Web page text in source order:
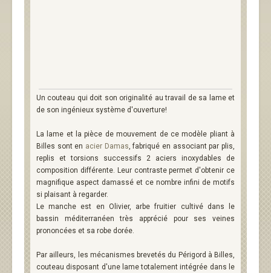
Un couteau qui doit son originalité au travail de sa lame et
de son ingénieux système d'ouverture!
La lame et la pièce de mouvement de ce modèle pliant à
Billes sont en acier Damas, fabriqué en associant par plis,
replis et torsions successifs 2 aciers inoxydables de
composition différente. Leur contraste permet d'obtenir ce
magnifique aspect damassé et ce nombre infini de motifs
si plaisant à regarder.
Le manche est en Olivier, arbe fruitier cultivé dans le
bassin méditerranéen très apprécié pour ses veines
prononcées et sa robe dorée.
Par ailleurs, les mécanismes brevetés du Périgord à Billes,
couteau disposant d'une lame totalement intégrée dans le